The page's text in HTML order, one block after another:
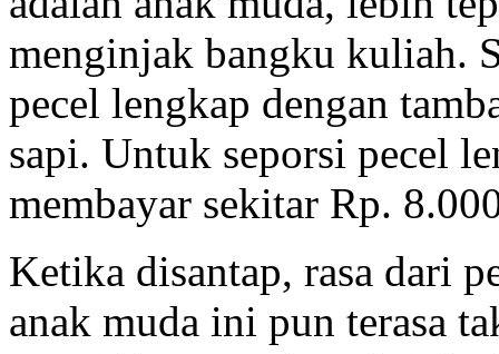
menginjak bangku kuliah.
pecel lengkap dengan
sapi. Untuk seporsi pecel
membayar sekitar Rp.
Ketika disantap, rasa dari
anak muda ini pun terasa